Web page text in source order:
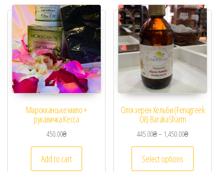
Марокканське мило +
рукавичка Кесса
450.00₴
Add to cart
Олія зерен Хельби (Fenugreek
Oil) BarakaSharm
445.00₴– 1,450.00₴
Select options